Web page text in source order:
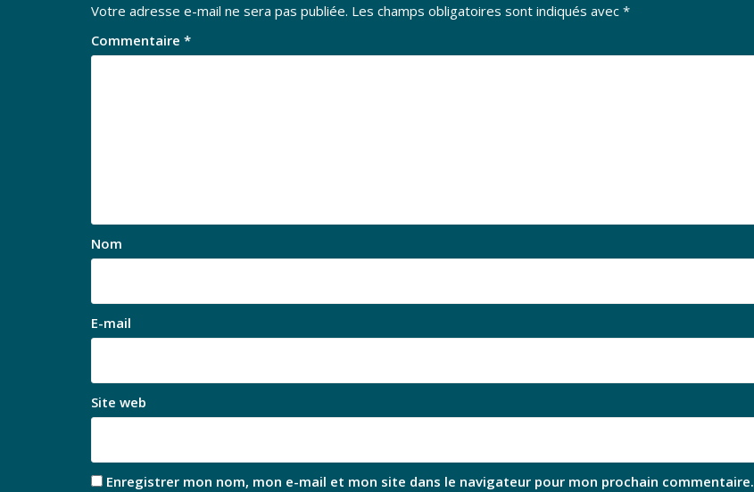
Votre adresse e-mail ne sera pas publiée. Les champs obligatoires sont indiqués avec *
Commentaire *
Nom
E-mail
Site web
Enregistrer mon nom, mon e-mail et mon site dans le navigateur pour mon prochain commentaire.